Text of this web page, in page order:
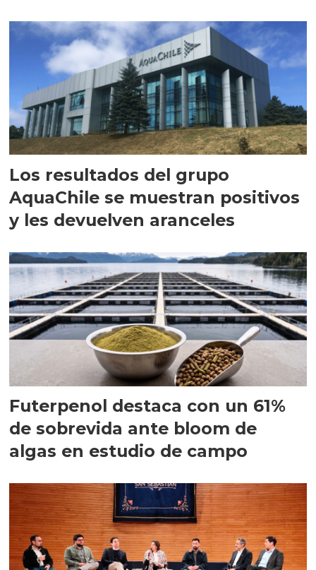
Los resultados del grupo
AquaChile se muestran positivos
y les devuelven aranceles
Futerpenol destaca con un 61%
de sobrevida ante bloom de
algas en estudio de campo